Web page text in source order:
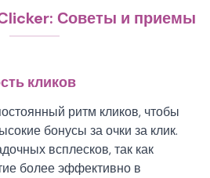
Советы и приемы
кликов
ритм кликов, чтобы
бонусы за очки за клик.
всплесков, так как
более эффективно в